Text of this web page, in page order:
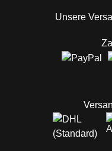
Unsere